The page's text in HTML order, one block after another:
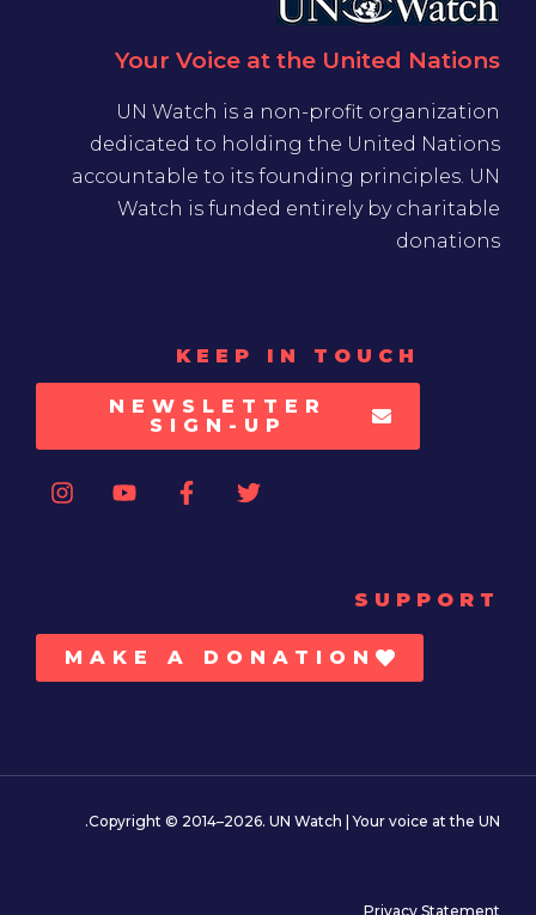
Your Voice at the United Nations
UN Watch is a non-profit organization
dedicated to holding the United Nations
accountable to its founding principles. UN
Watch is funded entirely by charitable
donations
KEEP IN TOUCH
NEWSLETTER
SIGN-UP
SUPPORT
MAKE A DONATION
Copyright © 2014–2026. UN Watch | Your voice at the UN.
Privacy Statement